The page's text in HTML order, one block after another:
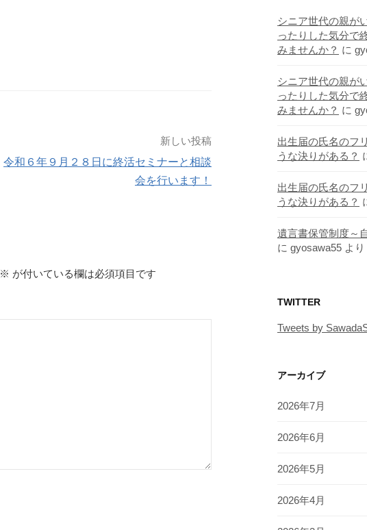
新しい投稿
令和６年９月２８日に終活セミナーと相談
会を行います！
※ が付いている欄は必須項目です
シニア世代の親が
ったりした気分で
みませんか？ に
シニア世代の親が
ったりした気分で
みませんか？ に
出生届の氏名のフ
うな決りがある？
出生届の氏名のフ
うな決りがある？
遺言書保管制度～
に gyosawa55 より
TWITTER
Tweets by
アーカイブ
2026年7月
2026年6月
2026年5月
2026年4月